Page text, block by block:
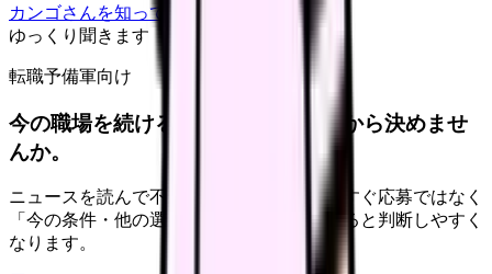
カンゴさんを知ってから相談する
ゆっくり聞きます
転職予備軍向け
今の職場を続けるか、条件を比べてから決めませ
んか。
ニュースを読んで不安が強くなった時は、すぐ応募ではなく
「今の条件・他の選択肢・相談先」を分けると判断しやすく
なります。